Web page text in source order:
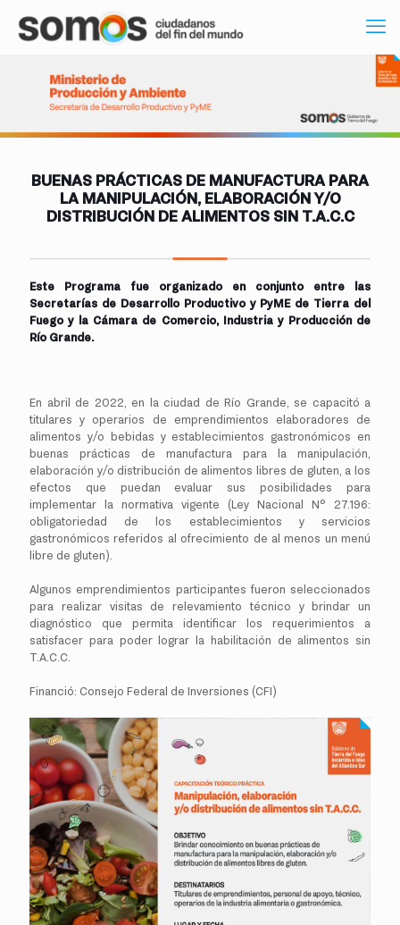
BUENAS PRÁCTICAS DE MANUFACTURA PARA
LA MANIPULACIÓN, ELABORACIÓN Y/O
DISTRIBUCIÓN DE ALIMENTOS SIN T.A.C.C
Este Programa fue organizado en conjunto entre las
Secretarías de Desarrollo Productivo y PyME de Tierra del
Fuego y la Cámara de Comercio, Industria y Producción de
Río Grande.
En abril de 2022, en la ciudad de Río Grande, se capacitó a
titulares y operarios de emprendimientos elaboradores de
alimentos y/o bebidas y establecimientos gastronómicos en
buenas prácticas de manufactura para la manipulación,
elaboración y/o distribución de alimentos libres de gluten, a los
efectos que puedan evaluar sus posibilidades para
implementar la normativa vigente (Ley Nacional N° 27.196:
obligatoriedad de los establecimientos y servicios
gastronómicos referidos al ofrecimiento de al menos un menú
libre de gluten).
Algunos emprendimientos participantes fueron seleccionados
para realizar visitas de relevamiento técnico y brindar un
diagnóstico que permita identificar los requerimientos a
satisfacer para poder lograr la habilitación de alimentos sin
T.A.C.C.
Financió: Consejo Federal de Inversiones (CFI)